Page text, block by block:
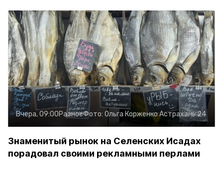
Вчера, 09:00РазноеФото: Ольга КорженкоАстрахань 24
Знаменитый рынок на Селенских Исадах
порадовал своими рекламными перлами